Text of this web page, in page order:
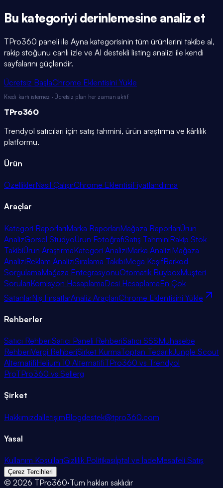
Bu kategoriyi derinlemesine analiz et
TPro360 paneli ile Ayna kategorisinin tüm ürünlerini takibe al,
rakip stoğunu canlı izle ve AI destekli listing analizi ile kendi
sayfalarını güçlendir.
Ücretsiz BaşlaChrome Eklentisini Yükle
Kredi kartı istemez · Ücretsiz plan her zaman aktif
TPro360
Trendyol satıcıları için satış tahmini, ürün araştırma ve kârlılık
platformu.
Ürün
ÖzelliklerNasıl ÇalışırChrome EklentisiFiyatlandırma
Araçlar
Kategori RaporlarıMarka RaporlarıMağaza RaporlarıÜrün
AnalizGörsel StüdyoÜrün FotoğrafıSatış TahminiRakip Stok
TakibiÜrün AraştırmaKategori AnaliziMarka AnaliziMağaza
AnaliziReklam AnaliziSıralama TakibiMega KeşifBarkod
SorgulamaMağaza EntegrasyonuOtomatik BuyboxMüşteri
SorularıKomisyon HesaplamaDesi HesaplamaEn Çok
SatanlarNiş FırsatlarAnaliz AraçlarıChrome Eklentisini Yükle
Rehberler
Satıcı RehberiSatıcı Paneli RehberiSatıcı SSSMuhasebe
RehberiVergi RehberiŞirket KurmaToptan TedarikJungle Scout
AlternatifiHelium 10 AlternatifiTPro360 vs Trendyol
ProTPro360 vs Sellerg
Şirket
HakkımızdaİletişimBlogdestek@tpro360.com
Yasal
Kullanım KoşullarıGizlilik Politikasıİptal ve İadeMesafeli Satış
Çerez Tercihleri
© 2026 TPro360·Tüm hakları saklıdır